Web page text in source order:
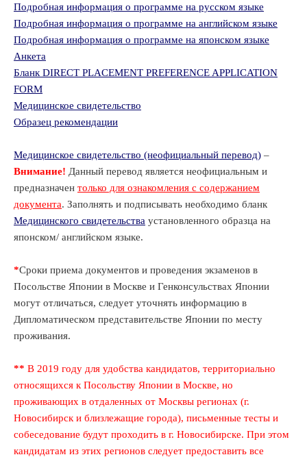
Подробная информация о программе на русском языке
Подробная информация о программе на английском языке
Подробная информация о программе на японском языке
Анкета
Бланк DIRECT PLACEMENT PREFERENCE APPLICATION
FORM
Медицинское свидетельство
Образец рекомендации
Медицинское свидетельство (неофициальный перевод) –
Внимание! Данный перевод является неофициальным и
предназначен только для ознакомления с содержанием
документа. Заполнять и подписывать необходимо бланк
Медицинского свидетельства установленного образца на
японском/ английском языке.
*Cроки приема документов и проведения экзаменов в
Посольстве Японии в Москве и Генконсульствах Японии
могут отличаться, следует уточнять информацию в
Дипломатическом представительстве Японии по месту
проживания.
** В 2019 году для удобства кандидатов, территориально
относящихся к Посольству Японии в Москве, но
проживающих в отдаленных от Москвы регионах (г.
Новосибирск и близлежащие города), письменные тесты и
собеседование будут проходить в г. Новосибирске. При этом
кандидатам из этих регионов следует предоставить все